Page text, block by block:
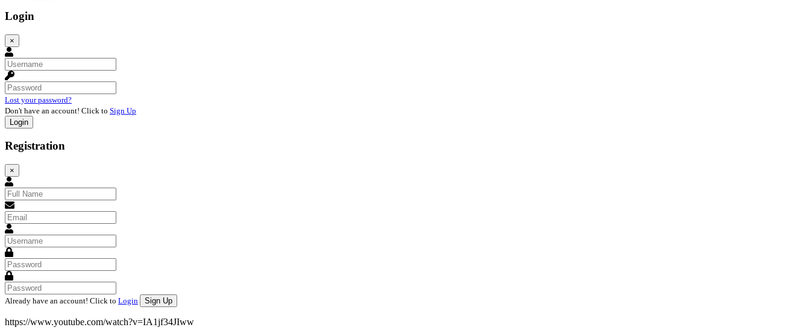
Login
×
Lost your password?
Don't have an account! Click to Sign Up
Registration
×
Already have an account! Click to Login
https://www.youtube.com/watch?v=IA1jf34JIww